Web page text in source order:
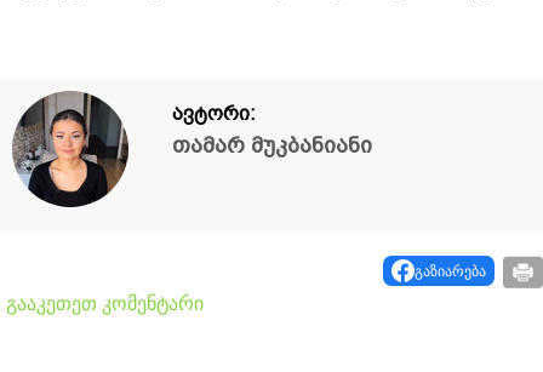
ავტორი:
თამარ მუკბანიანი
გაზიარება
გააკეთეთ კომენტარი